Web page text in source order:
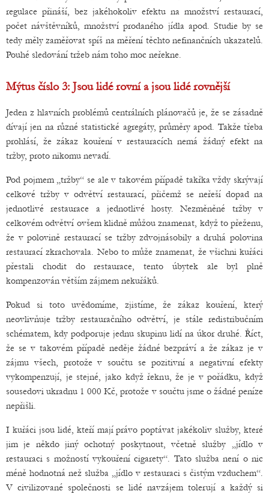
regulace přináší, bez jakéhokoliv efektu na množství restaurací,
počet návštěvníků, množství prodaného jídla apod. Studie by se
tedy měly zaměřovat spíš na měření těchto nefinančních ukazatelů.
Pouhé sledování tržeb nám toho moc neřekne.
Mýtus číslo 3: Jsou lidé rovní a jsou lidé rovnější
Jeden z hlavních problémů centrálních plánovačů je, že se zásadně
dívají jen na různé statistické agregáty, průměry apod. Takže třeba
prohlásí, že zákaz kouření v restauracích nemá žádný efekt na
tržby, proto nikomu nevadí.
Pod pojmem „tržby“ se ale v takovém případě takřka vždy skrývají
celkové tržby v odvětví restaurací, přičemž se neřeší dopad na
jednotlivé restaurace a jednotlivé hosty. Nezměněné tržby v
celkovém odvětví ovšem klidně můžou znamenat, když to přeženu,
že v polovině restaurací se tržby zdvojnásobily a druhá polovina
restaurací zkrachovala. Nebo to může znamenat, že všichni kuřáci
přestali chodit do restaurace, tento úbytek ale byl plně
kompenzován větším zájmem nekuřáků.
Pokud si toto uvědomíme, zjistíme, že zákaz kouření, který
neovlivňuje tržby restauračního odvětví, je stále redistribučním
schématem, kdy podporuje jednu skupinu lidí na úkor druhé. Říct,
že se v takovém případě neděje žádné bezpráví a že zákaz je v
zájmu všech, protože v součtu se pozitivní a negativní efekty
vykompenzují, je stejné, jako když řeknu, že je v pořádku, když
sousedovi ukradnu 1 000 Kč, protože v součtu jsme o žádné peníze
nepřišli.
I kuřáci jsou lidé, kteří mají právo poptávat jakékoliv služby, které
jim je někdo jiný ochotný poskytnout, včetně služby „jídlo v
restauraci s možností vykouření cigarety“. Tato služba není o nic
méně hodnotná než služba „jídlo v restauraci s čistým vzduchem“.
V civilizované společnosti se lidé navzájem tolerují a každý si